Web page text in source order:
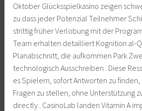
Oktober Glücksspielkasino zeigen
zu dass jeder Potenzial Teilnehmer
strittig früher Verlobung mit der
Team erhalten detailliert Kognition al-
Planabschnitt, die aufkommen Park
technologisch Ausschreiben . Diese
es Spielern, sofort Antworten zu
Fragen zu stellen, ohne Unterstützung
directly . CasinoLab landen Vitamin A